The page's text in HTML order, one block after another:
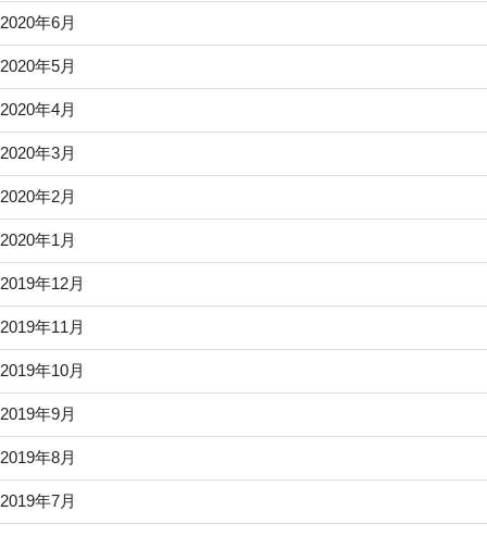
2020年6月
2020年5月
2020年4月
2020年3月
2020年2月
2020年1月
2019年12月
2019年11月
2019年10月
2019年9月
2019年8月
2019年7月